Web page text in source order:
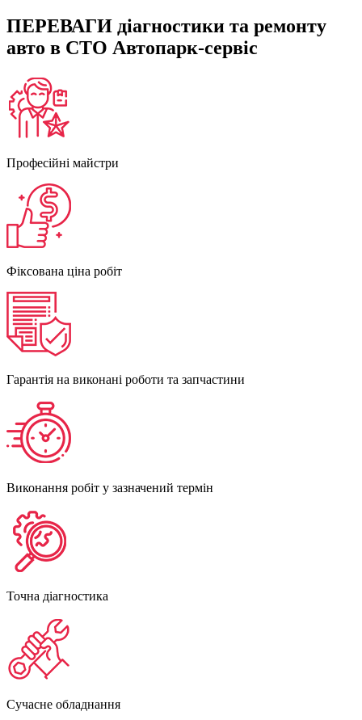
ПЕРЕВАГИ діагностики та ремонту
авто в СТО Автопарк-сервіс
Професійні майстри
Фіксована ціна робіт
Гарантія на виконані роботи та запчастини
Виконання робіт у зазначений термін
Точна діагностика
Сучасне обладнання